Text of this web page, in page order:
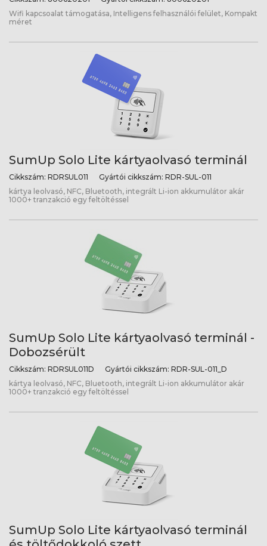
Wifi kapcsoalat támogatása, Intelligens felhasználói felület, Kompakt
méret
SumUp Solo Lite kártyaolvasó terminál
Cikkszám: RDRSUL011 Gyártói cikkszám: RDR-SUL-011
kártya leolvasó, NFC, Bluetooth, integrált Li-ion akkumulátor akár
1000+ tranzakció egy feltöltéssel
SumUp Solo Lite kártyaolvasó terminál -
Dobozsérült
Cikkszám: RDRSUL011D Gyártói cikkszám: RDR-SUL-011_D
kártya leolvasó, NFC, Bluetooth, integrált Li-ion akkumulátor akár
1000+ tranzakció egy feltöltéssel
SumUp Solo Lite kártyaolvasó terminál